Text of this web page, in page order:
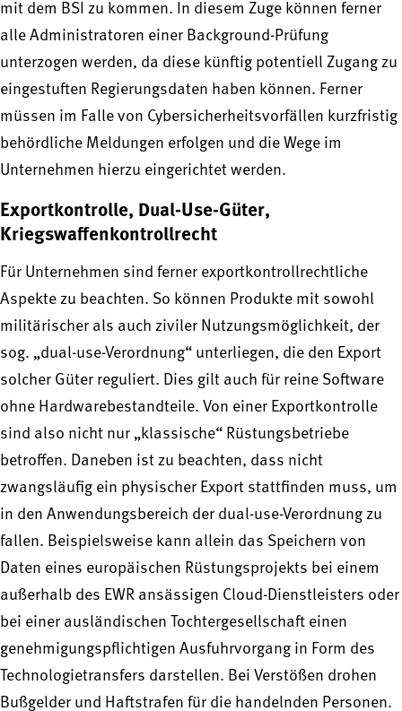
mit dem BSI zu kommen. In diesem Zuge können ferner
alle Administratoren einer Background-Prüfung
unterzogen werden, da diese künftig potentiell Zugang zu
eingestuften Regierungsdaten haben können. Ferner
müssen im Falle von Cybersicherheitsvorfällen kurzfristig
behördliche Meldungen erfolgen und die Wege im
Unternehmen hierzu eingerichtet werden.
Exportkontrolle, Dual-Use-Güter,
Kriegswaffenkontrollrecht
Für Unternehmen sind ferner exportkontrollrechtliche
Aspekte zu beachten. So können Produkte mit sowohl
militärischer als auch ziviler Nutzungsmöglichkeit, der
sog. „dual-use-Verordnung“ unterliegen, die den Export
solcher Güter reguliert. Dies gilt auch für reine Software
ohne Hardwarebestandteile. Von einer Exportkontrolle
sind also nicht nur „klassische“ Rüstungsbetriebe
betroffen. Daneben ist zu beachten, dass nicht
zwangsläufig ein physischer Export stattfinden muss, um
in den Anwendungsbereich der dual-use-Verordnung zu
fallen. Beispielsweise kann allein das Speichern von
Daten eines europäischen Rüstungsprojekts bei einem
außerhalb des EWR ansässigen Cloud-Dienstleisters oder
bei einer ausländischen Tochtergesellschaft einen
genehmigungspflichtigen Ausfuhrvorgang in Form des
Technologietransfers darstellen. Bei Verstößen drohen
Bußgelder und Haftstrafen für die handelnden Personen.